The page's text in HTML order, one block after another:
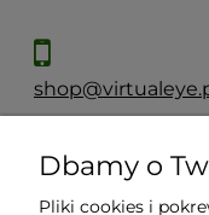
Moje konto
Dbamy o
Pliki cookies i